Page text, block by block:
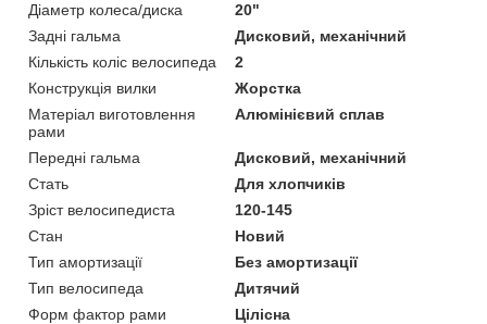
Діаметр колеса/диска
20"
Задні гальма
Дисковий, механічний
Кількість коліс велосипеда
2
Конструкція вилки
Жорстка
Матеріал виготовлення
рами
Алюмінієвий сплав
Передні гальма
Дисковий, механічний
Стать
Для хлопчиків
Зріст велосипедиста
120-145
Стан
Новий
Тип амортизації
Без амортизації
Тип велосипеда
Дитячий
Форм фактор рами
Цілісна